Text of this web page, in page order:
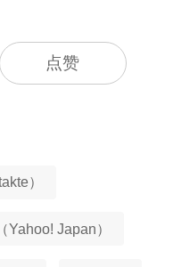
点赞
）
Yahoo! Japan）